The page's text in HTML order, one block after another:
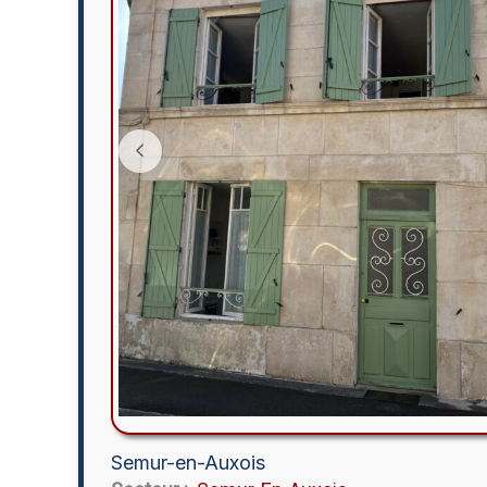
Semur-en-Auxois